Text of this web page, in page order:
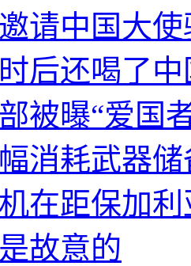
请中国大
后还喝了
被曝“爱国
消耗武器储
在距保加
故意的